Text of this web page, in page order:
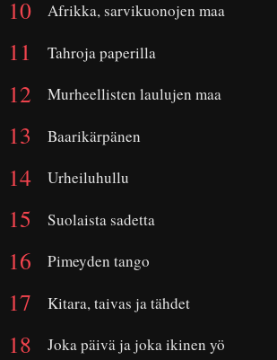
Afrikka, sarvikuonojen maa
Tahroja paperilla
Murheellisten laulujen maa
Baarikärpänen
Urheiluhullu
Suolaista sadetta
Pimeyden tango
Kitara, taivas ja tähdet
Joka päivä ja joka ikinen yö